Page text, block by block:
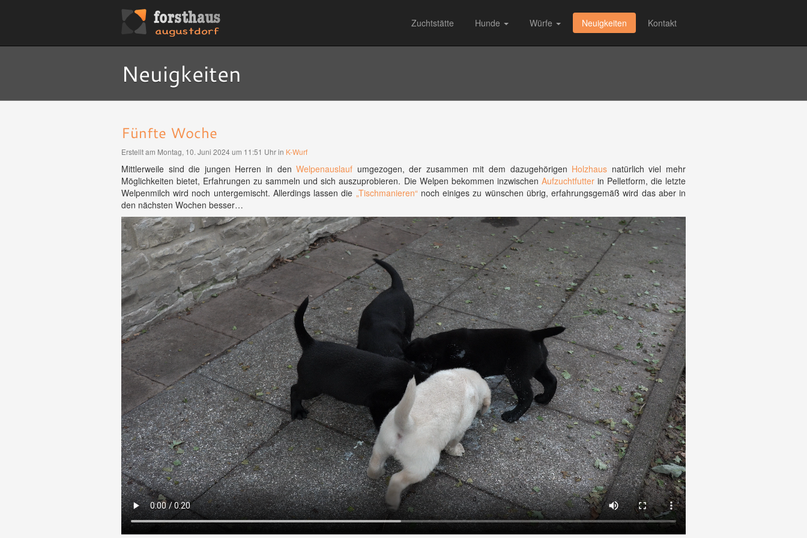
Zuchtstätte Hunde Würfe Neuigkeiten Kontakt
Neuigkeiten
Fünfte Woche
Erstellt am Montag, 10. Juni 2024 um 11:51 Uhr in K-Wurf
Mittlerweile sind die jungen Herren in denWelpenauslauf umgezogen, der zusammen mit dem dazugehörigen Holzhaus natürlich viel mehr
Möglichkeiten bietet, Erfahrungen zu sammeln und sich auszuprobieren. Die Welpen bekommen inzwischen Aufzuchtfutterin Pelletform, die letzte
Welpenmilch wird noch untergemischt. Allerdings lassen die „Tischmanieren“noch einiges zu wünschen übrig, erfahrungsgemäß wird das aber in
den nächsten Wochen besser…